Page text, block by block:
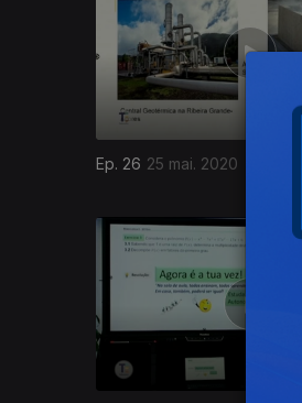
Ep. 26 25 mai. 2020
472491